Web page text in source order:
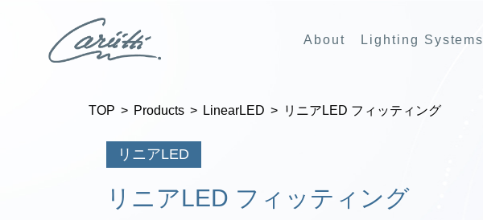
About Lighting Systems
TOP Products LinearLED リニアLED フィッティング
リニアLED
リニアLED フィッティング